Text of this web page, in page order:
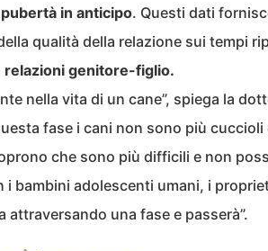
pubertà in anticipo. Questi dati
qualità della relazione sui tempi
relazioni genitore-figlio.
nella vita di un cane”, spiega la
fase i cani non sono più cuccioli
che sono più difficili e non
bambini adolescenti umani, i
una fase e passerà”.